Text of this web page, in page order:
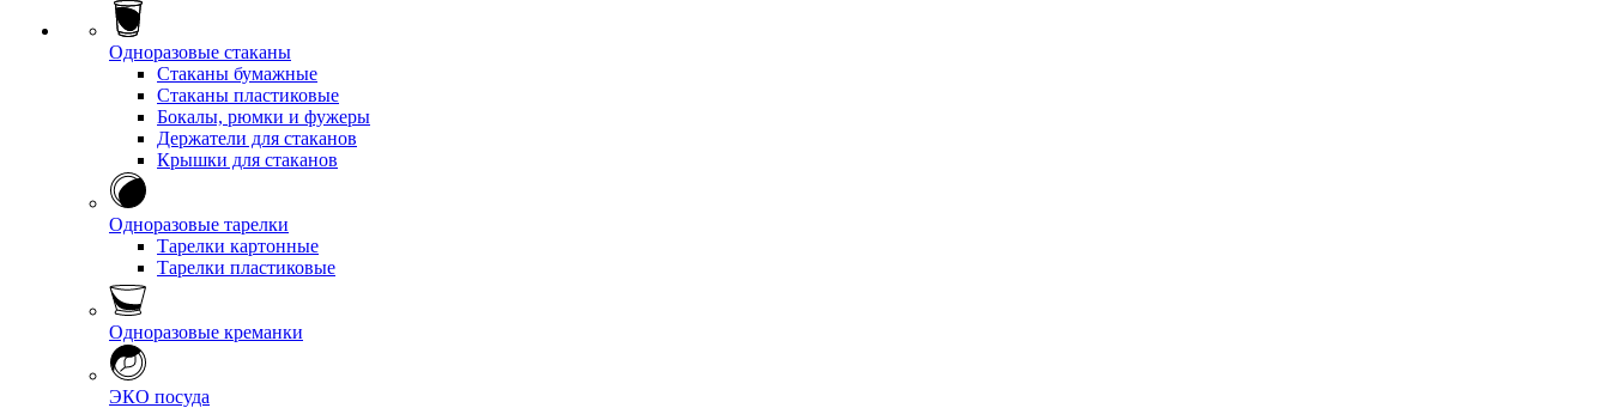
Одноразовые стаканы
Стаканы бумажные
Стаканы пластиковые
Бокалы, рюмки и фужеры
Держатели для стаканов
Крышки для стаканов
Одноразовые тарелки
Тарелки картонные
Тарелки пластиковые
Одноразовые креманки
ЭКО посуда